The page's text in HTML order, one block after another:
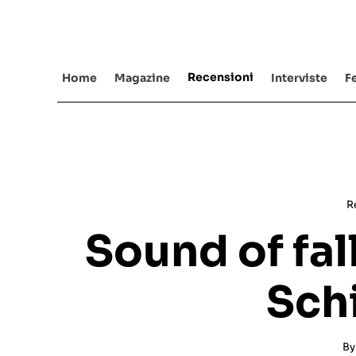
Home Magazine Recensioni Interviste
Sound of